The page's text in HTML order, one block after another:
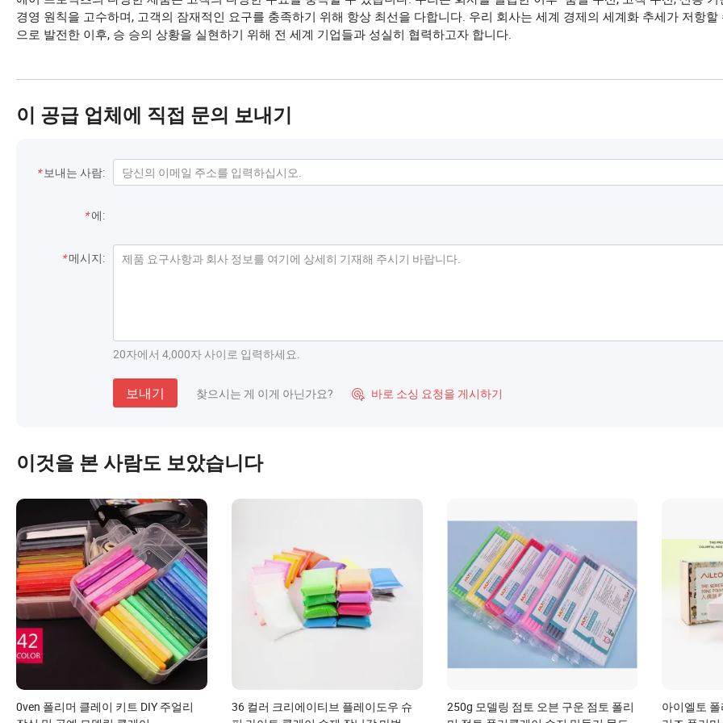
경영 원칙을 고수하며, 고객의 잠재적인 요구를 충족하기 위해 항상 최선을 다합니다. 우리 회사는 세계 경제의 세계화 추세가 저항할
으로 발전한 이후, 승 승의 상황을 실현하기 위해 전 세계 기업들과 성실히 협력하고자 합니다.
이 공급 업체에 직접 문의 보내기
연락처 정보
* 보내는 사람:
*에:
*메시지:
20자에서 4,000자 사이로 입력하세요.
보내기 찾으시는 게 이게 아닌가요?  바로 소싱 요청을 게시하기
이것을 본 사람도 보았습니다
0ven 폴리머 클레이 키트 DIY 주얼리
36 컬러 크리에이티브 플레이도우 슈
250g 모델링 점토 오븐 구운 점토 폴리
아이엘토